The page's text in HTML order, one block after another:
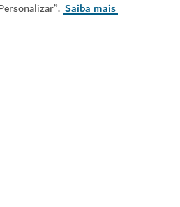
Saiba mais
Obtenha o Calendário do